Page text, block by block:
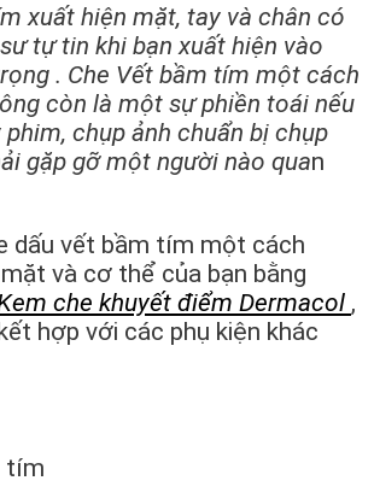
xuất hiện mặt, tay và chân có
tự tin khi bạn xuất hiện vào
. Che Vết bầm tím một cách
còn là một sự phiền toái nếu
chụp ảnh chuẩn bị chụp
gặp gỡ một người nào quan
dấu vết bầm tím một cách
và cơ thể của bạn bằng
che khuyết điểm Dermacol ,
hợp với các phụ kiện khác